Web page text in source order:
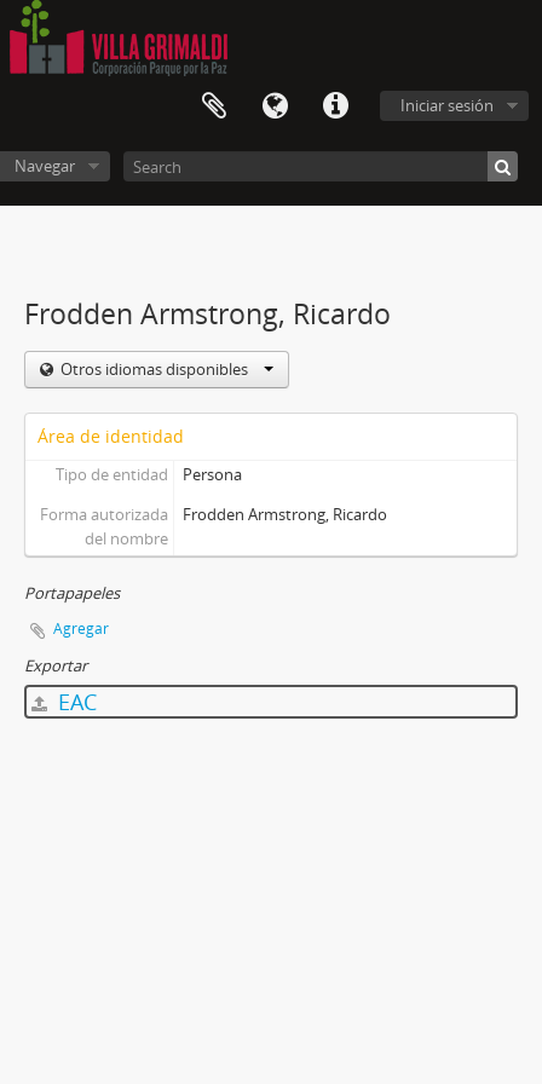
Iniciar sesión
Navegar
Frodden Armstrong, Ricardo
Otros idiomas disponibles
Área de identidad
Tipo de entidad
Persona
Forma autorizada
del nombre
Frodden Armstrong, Ricardo
Portapapeles
Agregar
Exportar
EAC